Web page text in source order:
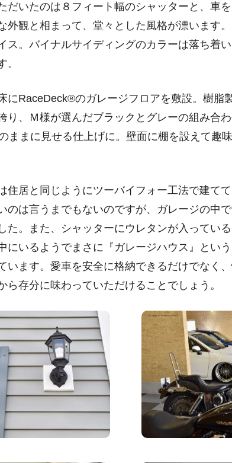
だいたのは８フィート幅のシャッターと、車
外観と相まって、堂々とした風格が漂います
ス。バイナルサイディングのカラーは落ち着
。
にRaceDeck®のガレージフロアを敷設。樹
り、Ｍ様が選んだブラックとグレーの組み合
ままに見せる仕上げに。壁面に棚を設えて趣
住居と同じようにツーバイフォー工法で建て
のは言うまでもないのですが、ガレージの
た。また、シャッターにウレタンが入ってい
にいるようでまさに『ガレージハウス』とい
います。愛車を安全に格納できるだけでなく
ら存分に味わっていただけることでしょう。